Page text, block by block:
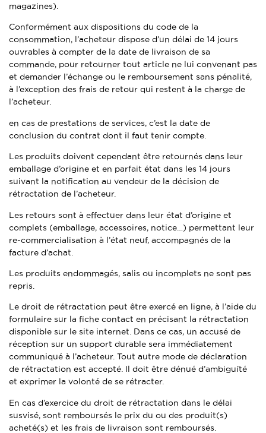
magazines).
Conformément aux dispositions du code de la
consommation, l’acheteur dispose d’un délai de 14 jours
ouvrables à compter de la date de livraison de sa
commande, pour retourner tout article ne lui convenant pas
et demander l’échange ou le remboursement sans pénalité,
à l’exception des frais de retour qui restent à la charge de
l’acheteur.
en cas de prestations de services, c’est la date de
conclusion du contrat dont il faut tenir compte.
Les produits doivent cependant être retournés dans leur
emballage d’origine et en parfait état dans les 14 jours
suivant la notification au vendeur de la décision de
rétractation de l’acheteur.
Les retours sont à effectuer dans leur état d’origine et
complets (emballage, accessoires, notice…) permettant leur
re-commercialisation à l’état neuf, accompagnés de la
facture d’achat.
Les produits endommagés, salis ou incomplets ne sont pas
repris.
Le droit de rétractation peut être exercé en ligne, à l’aide du
formulaire sur la fiche contact en précisant la rétractation
disponible sur le site internet. Dans ce cas, un accusé de
réception sur un support durable sera immédiatement
communiqué à l’acheteur. Tout autre mode de déclaration
de rétractation est accepté. Il doit être dénué d’ambiguïté
et exprimer la volonté de se rétracter.
En cas d’exercice du droit de rétractation dans le délai
susvisé, sont remboursés le prix du ou des produit(s)
acheté(s) et les frais de livraison sont remboursés.